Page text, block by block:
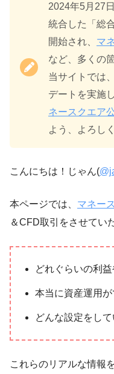
2024年5月27
統合した「総
開始され、 マ
など、多くの
当サイトでは
デートを実施
ネースクエア
よう、よろし
こんにちは！じゃん(
本ページでは、 マネー
＆CFD取引をさせてい
どれぐらいの利
本当に資産運用が
どんな設定をして
これらのリアルな情報